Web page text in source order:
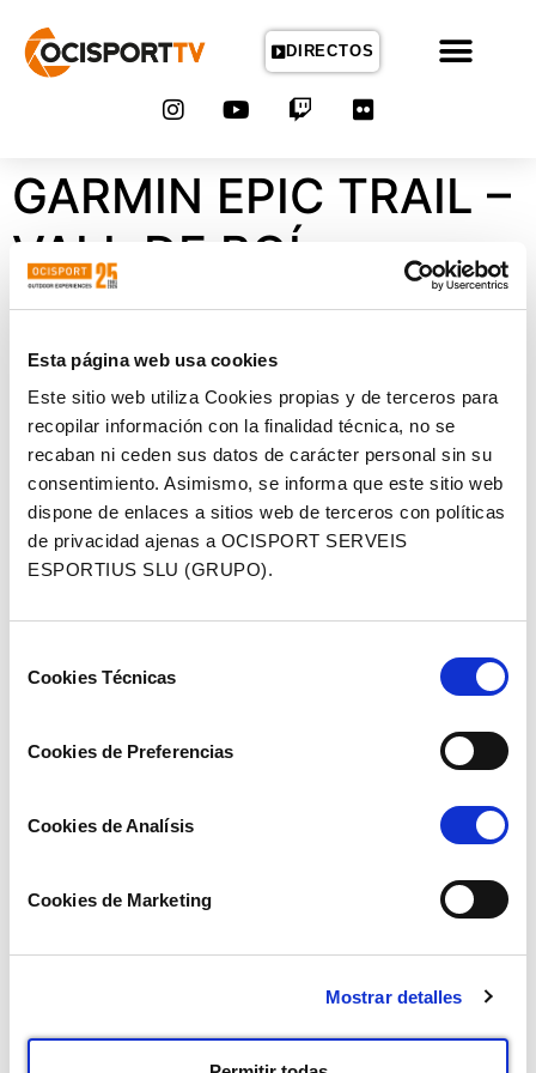
Esta página web usa cookies
Este sitio web utiliza Cookies propias y de terceros para
recopilar información con la finalidad técnica, no se
recaban ni ceden sus datos de carácter personal sin su
consentimiento. Asimismo, se informa que este sitio web
dispone de enlaces a sitios web de terceros con políticas
de privacidad ajenas a OCISPORT SERVEIS
ESPORTIUS SLU (GRUPO).
deCookies Técnicas
Cookies de Preferencias
Cookies de Analísis
Cookies de Marketing
Mostrar detalles
DIRECTOS
GARMIN EPIC TRAIL –
VALL DE BOÍ
las 8:30h